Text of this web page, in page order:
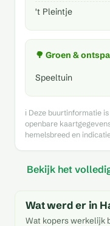
't Pleintje
🌳 Groen &
Speeltuin
ℹ️ Deze buurtinformatie
openbare
hemelsbreed en
Bekijk het
Wat werd er in
Wat kopers werkelijk